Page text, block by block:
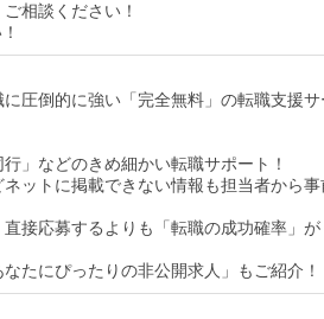
相談ください！
圧倒的に強い「完全無料」の転職支援サ
」などのきめ細かい転職サポート！
ットに掲載できない情報も担当者から事
接応募するよりも「転職の成功確率」が
たにぴったりの非公開求人」もご紹介！